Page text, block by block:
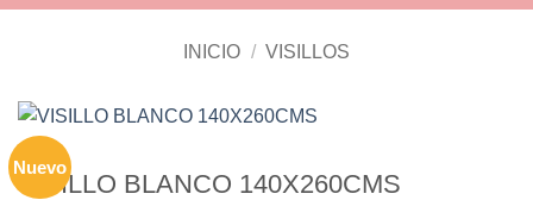
INICIO / VISILLOS
Nuevo
VISILLO BLANCO 140X260CMS